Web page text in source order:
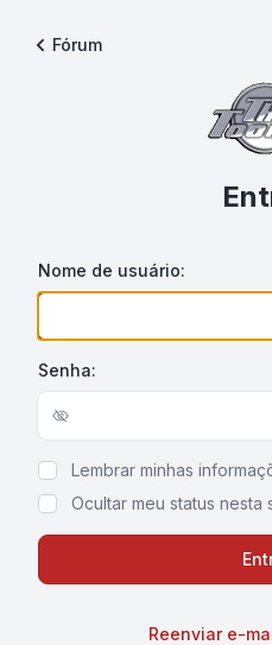
Fórum
Nome de usuário:
Senha:
Show/hide password
Lembrar minhas
Ocultar meu status nesta
Reenviar e-